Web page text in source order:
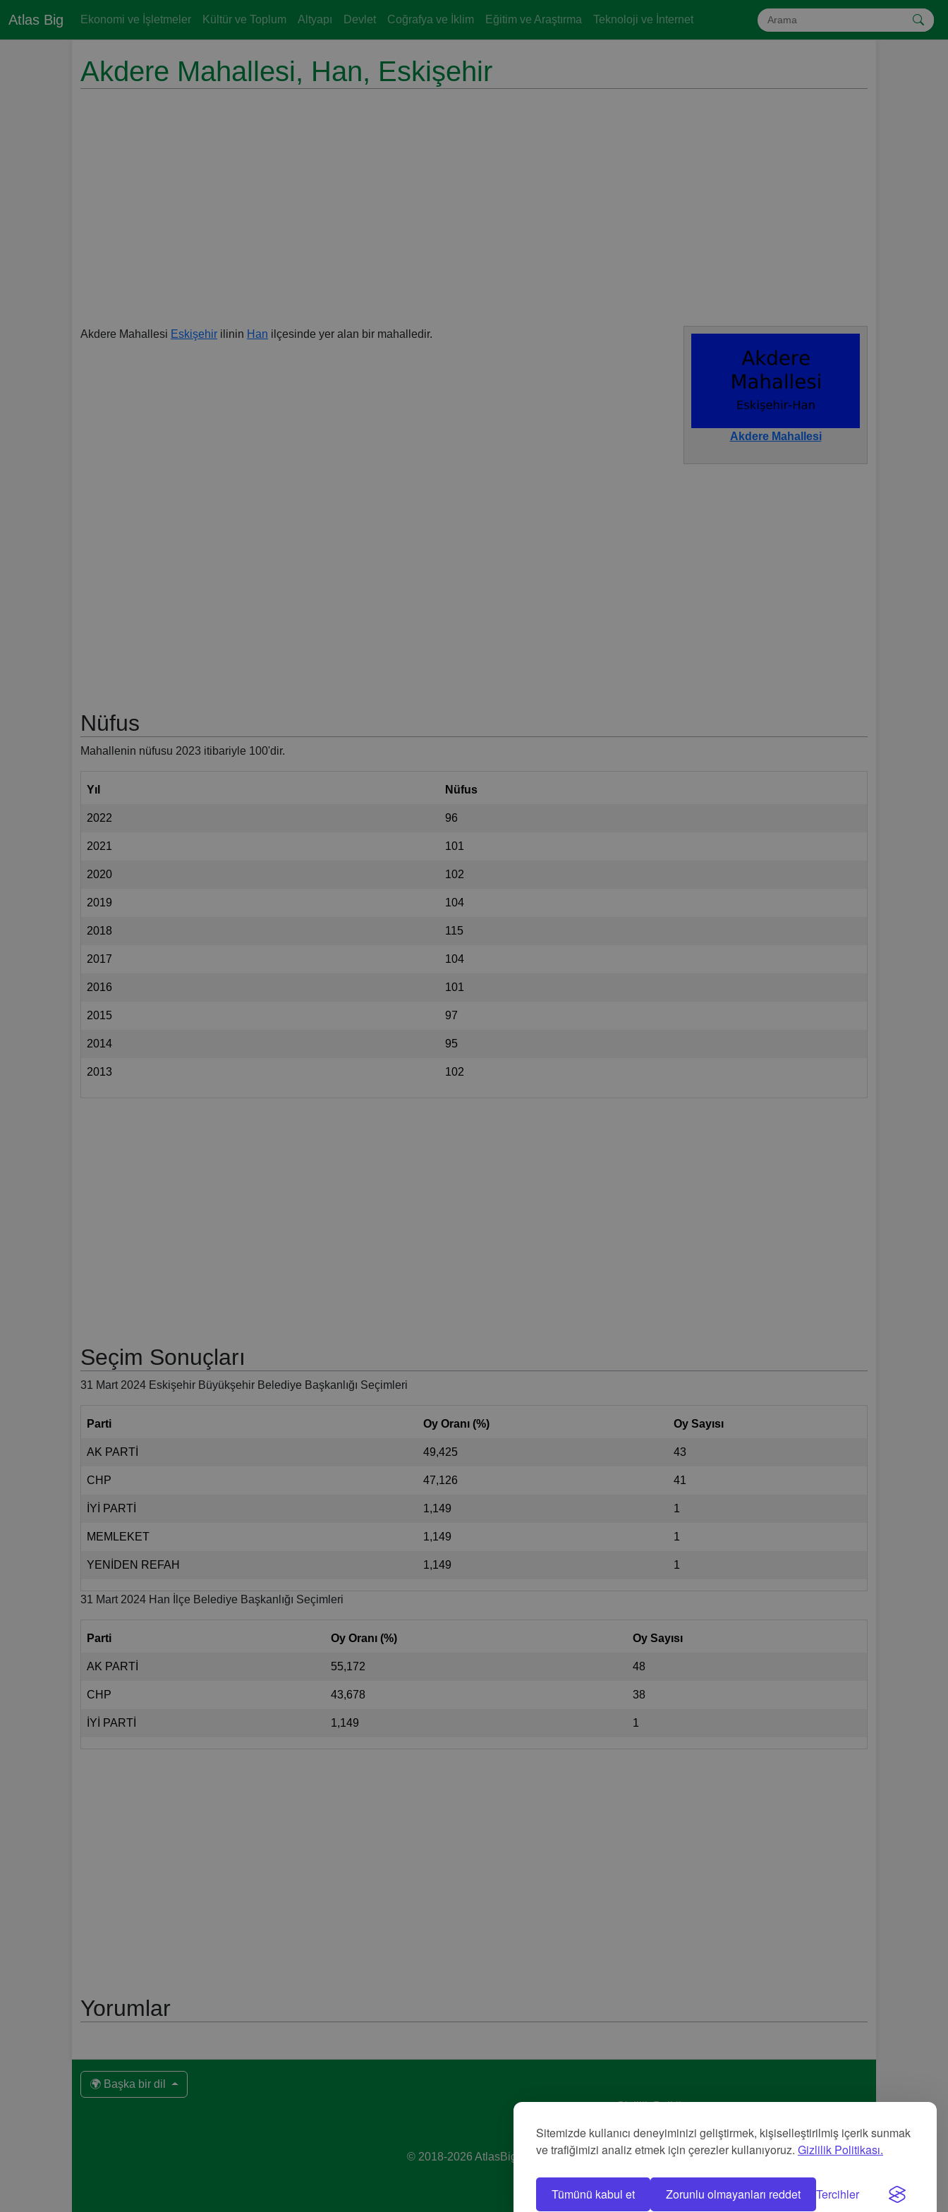
Sitemizde kullanıcı deneyiminizi geliştirmek, kişiselleştirilmiş içerik sunmak
ve trafiğimizi analiz etmek için çerezler kullanıyoruz. Gizlilik Politikası.
Tümünü kabul et Zorunlu olmayanları reddet Tercihler
Atlas Big Ekonomi ve İşletmeler Kültür ve Toplum Altyapı Devlet Coğrafya ve İklim Eğitim ve Araştırma Teknoloji ve İnternet
Akdere Mahallesi, Han, Eskişehir
Akdere Mahallesi Eskişehir ilinin Han ilçesinde yer alan bir mahalledir.
Akdere Mahallesi
Nüfus
Mahallenin nüfusu 2023 itibariyle 100'dir.
Yıl Nüfus
2022 96
2021 101
2020 102
2019 104
2018 115
2017 104
2016 101
2015 97
2014 95
2013 102
Seçim Sonuçları
31 Mart 2024 Eskişehir Büyükşehir Belediye Başkanlığı Seçimleri
Parti Oy Oranı (%) Oy Sayısı
AK PARTİ 49,425 43
CHP 47,126 41
İYİ PARTİ 1,149 1
MEMLEKET 1,149 1
YENİDEN REFAH 1,149 1
31 Mart 2024 Han İlçe Belediye Başkanlığı Seçimleri
Parti Oy Oranı (%) Oy Sayısı
AK PARTİ 55,172 48
CHP 43,678 38
İYİ PARTİ 1,149 1
Yorumlar
🌍 Başka bir dil
Gizlilik Politikası
Künye
© 2018-2026 AtlasBig.com